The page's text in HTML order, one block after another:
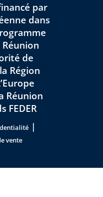
par
dans
Réunion
de
Région
Réunion
FEDER
|
vente